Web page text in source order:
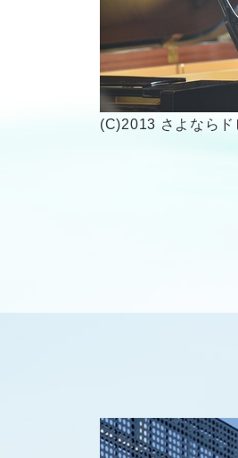
(C)2013 さよなら